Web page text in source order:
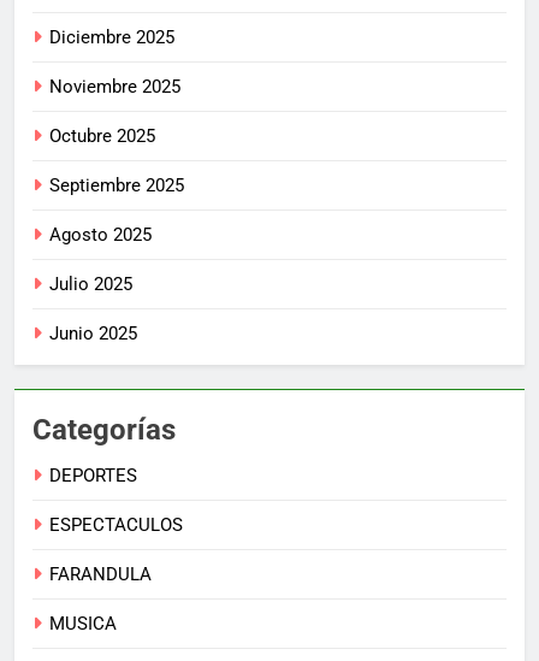
Diciembre 2025
Noviembre 2025
Octubre 2025
Septiembre 2025
Agosto 2025
Julio 2025
Junio 2025
Categorías
DEPORTES
ESPECTACULOS
FARANDULA
MUSICA